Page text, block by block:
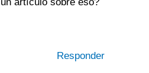
Responder